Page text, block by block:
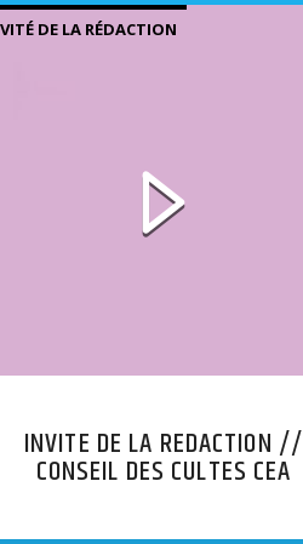
DE LA RÉDACTION
INVITE DE LA REDACTION //
CONSEIL DES CULTES CEA